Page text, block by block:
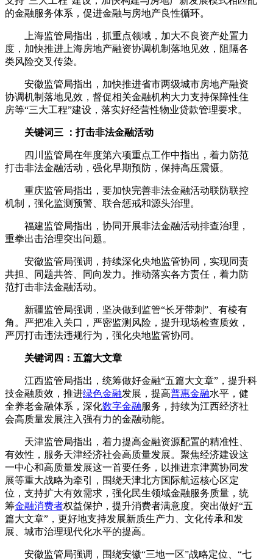
的金融服务体系，促进金融与房地产良性循环。
上海监管局指出，抓重点领域，加大不良资产处置力
度，加快推进上海房地产融资协调机制落地见效，阻隔各
类风险交叉传染。
安徽监管局指出，加快推进省市两级城市房地产融资
协调机制落地见效，督促相关金融机构大力支持保障性住
房等“三大工程”建设，落实好经营性物业贷款管理要求。
关键词三 ：打击非法金融活动
四川监管局在年度第六项重点工作中指出，着力防范
打击非法金融活动，强化早期预防，保持高压震慑。
重庆监管局指出，要加快完善非法金融活动联防联控
机制，强化监测预警、联合惩戒和源头治理。
福建监管局指出，协同开展非法金融活动排查治理，
重拳出击治理突出问题。
安徽监管局强调，持续深化央地监管协同，实现同责
共担、同题共答、同向发力。推动落实各方责任，着力防
范打击非法金融活动。
新疆监管局强调，坚决做到监管“长牙带刺”、有棱有
角。严把准入关口，严密监测风险，提升现场检查质效，
严厉打击违法违规行为，强化央地监管协同。
关键词四：五篇大文章
江西监管局指出，统筹做好金融“五篇大文章”，提升科
技金融质效，推进绿色金融发展，提高普惠金融水平，健
全养老金融体系，深化数字金融服务，持续为江西经济社
会高质量发展注入强有力的金融动能。
天津监管局指出，着力提高金融资源配置的精准性、
有效性，服务天津经济社会高质量发展。聚焦经济建设这
一中心和高质量发展这一首要任务，以推进京津冀协同发
展等重大战略为牵引，围绕天津北方国际航运核心区定
位，支持扩大有效需求，强化民生领域金融服务质量，统
筹金融消费者权益保护，提升消费者满意度。突出做好“五
篇大文章”，更好地支持发展新质生产力、文化传承和发
展、城市治理现代化水平的提高。
安徽监管局强调，围绕安徽“三地一区”战略定位、“七